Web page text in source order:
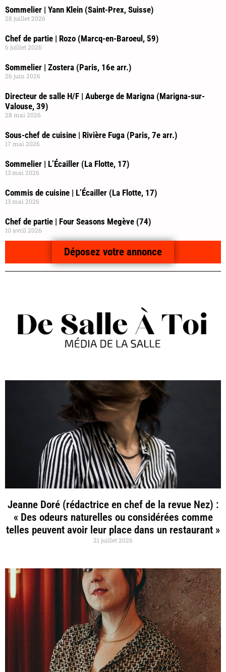
Sommelier | Yann Klein (Saint-Prex, Suisse)
28 juillet 2026
Chef de partie | Rozo (Marcq-en-Baroeul, 59)
6 juillet 2026
Sommelier | Zostera (Paris, 16e arr.)
26 juin 2026
Directeur de salle H/F | Auberge de Marigna (Marigna-sur-
Valouse, 39)
28 mai 2026
Sous-chef de cuisine | Rivière Fuga (Paris, 7e arr.)
17 mai 2026
Sommelier | L’Écailler (La Flotte, 17)
13 mai 2026
Commis de cuisine | L’Écailler (La Flotte, 17)
13 mai 2026
Chef de partie | Four Seasons Megève (74)
10 avril 2026
Déposez votre annonce
Jeanne Doré (rédactrice en chef de la revue Nez) :
« Des odeurs naturelles ou considérées comme
telles peuvent avoir leur place dans un restaurant »
21 juillet 2026